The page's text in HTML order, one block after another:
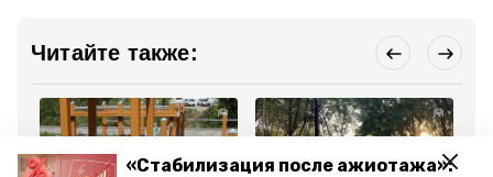
«Стабилизация после ажиотажа»:
Читайте также: